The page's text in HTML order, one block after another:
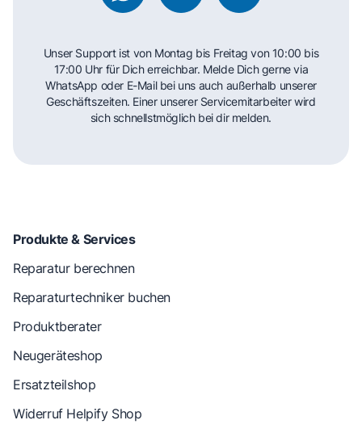
Unser Support ist von Montag bis Freitag von 10:00 bis
17:00 Uhr für Dich erreichbar. Melde Dich gerne via
WhatsApp oder E-Mail bei uns auch außerhalb unserer
Geschäftszeiten. Einer unserer Servicemitarbeiter wird
sich schnellstmöglich bei dir melden.
Produkte & Services
Reparatur berechnen
Reparaturtechniker buchen
Produktberater
Neugeräteshop
Ersatzteilshop
Widerruf Helpify Shop